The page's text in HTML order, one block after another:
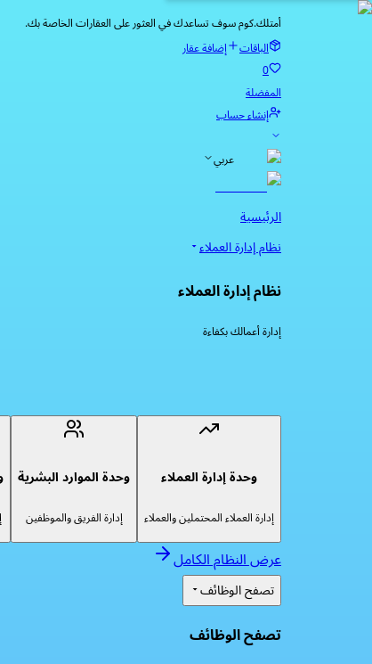
أمتلك.كوم سوف تساعدك في العثور على العقارات الخاصة بك.
الباقات إضافة عقار
0
المفضلة
إنشاء حساب
عربي
الرئيسية
نظام إدارة العملاء
نظام إدارة العملاء
إدارة أعمالك بكفاءة
وحدة إدارة العملاء
إدارة العملاء المحتملين والعملاء
وحدة الموارد البشرية
إدارة الفريق والموظفين
عرض النظام الكامل
تصفح الوظائف
تصفح الوظائف